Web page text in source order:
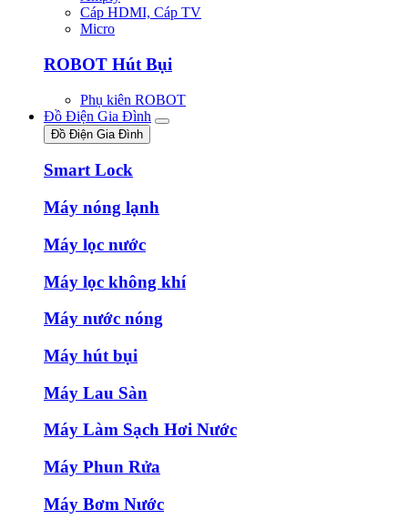
Cáp HDMI, Cáp TV
Micro
ROBOT Hút Bụi
Phụ kiên ROBOT
Đồ Điện Gia Đình
Đồ Điện Gia Đình
Smart Lock
Máy nóng lạnh
Máy lọc nước
Máy lọc không khí
Máy nước nóng
Máy hút bụi
Máy Lau Sàn
Máy Làm Sạch Hơi Nước
Máy Phun Rửa
Máy Bơm Nước